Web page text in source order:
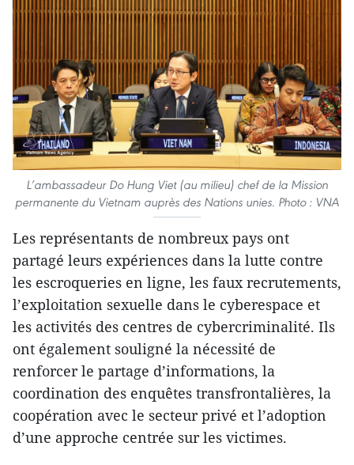
L’ambassadeur Do Hung Viet (au milieu) chef de la Mission
permanente du Vietnam auprès des Nations unies. Photo : VNA
Les représentants de nombreux pays ont
partagé leurs expériences dans la lutte contre
les escroqueries en ligne, les faux recrutements,
l’exploitation sexuelle dans le cyberespace et
les activités des centres de cybercriminalité. Ils
ont également souligné la nécessité de
renforcer le partage d’informations, la
coordination des enquêtes transfrontalières, la
coopération avec le secteur privé et l’adoption
d’une approche centrée sur les victimes.